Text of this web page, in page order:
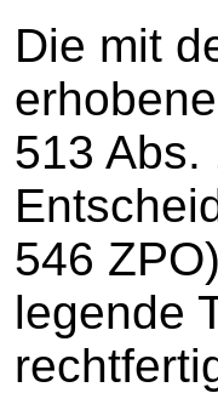
Die mit
513
546
legende